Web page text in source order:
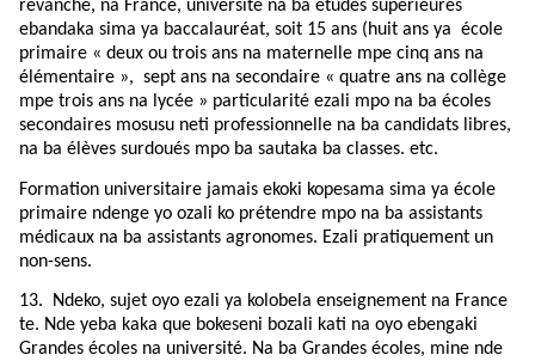
revanche, na France, université na ba études supérieures
ebandaka sima ya baccalauréat, soit 15 ans (huit ans ya école
primaire « deux ou trois ans na maternelle mpe cinq ans na
élémentaire », sept ans na secondaire « quatre ans na collège
mpe trois ans na lycée » particularité ezali mpo na ba écoles
secondaires mosusu neti professionnelle na ba candidats libres,
na ba élèves surdoués mpo ba sautaka ba classes. etc.
Formation universitaire jamais ekoki kopesama sima ya école
primaire ndenge yo ozali ko prétendre mpo na ba assistants
médicaux na ba assistants agronomes. Ezali pratiquement un
non-sens.
13.
Ndeko, sujet oyo ezali ya kolobela enseignement na France
te. Nde yeba kaka que bokeseni bozali kati na oyo ebengaki
Grandes écoles na université. Na ba Grandes écoles, mine nde